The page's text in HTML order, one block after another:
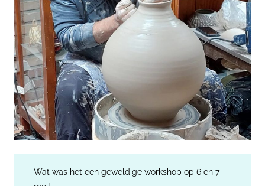
Wat was het een geweldige workshop op 6 en 7